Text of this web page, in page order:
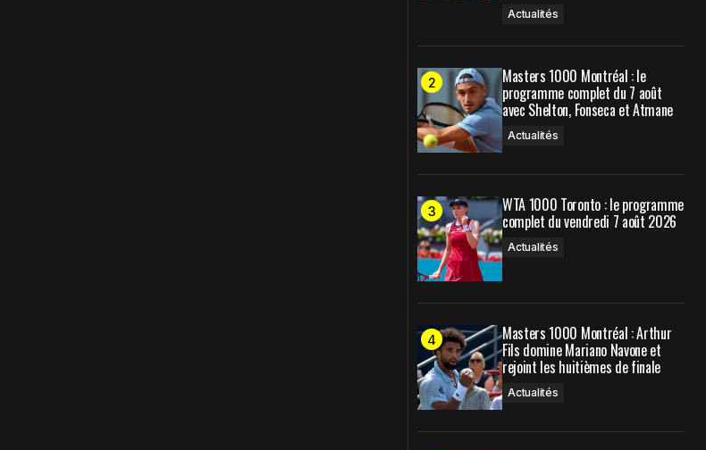
Actualités
Masters 1000 Montréal : le
programme complet du 7 août
avec Shelton, Fonseca et Atmane
Actualités
WTA 1000 Toronto : le programme
complet du vendredi 7 août 2026
Actualités
Masters 1000 Montréal : Arthur
Fils domine Mariano Navone et
rejoint les huitièmes de finale
Actualités